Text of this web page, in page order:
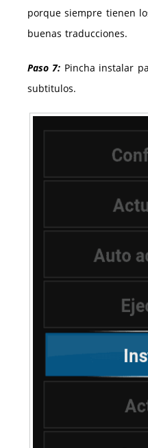
porque siempre tienen
buenas traducciones.
Paso 7: Pincha instalar
subtitulos.